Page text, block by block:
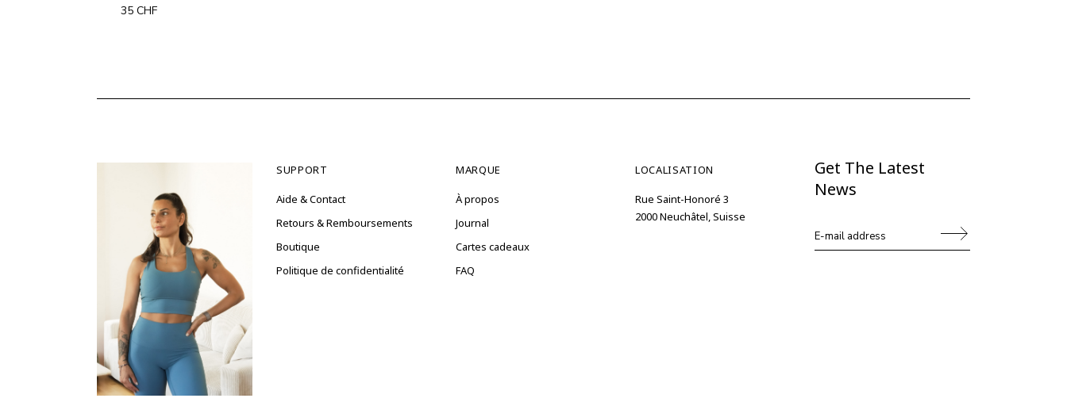
35 CHF
SUPPORT
Aide & Contact
Retours & Remboursements
Boutique
Politique de confidentialité
MARQUE
À propos
Journal
Cartes cadeaux
FAQ
LOCALISATION
Rue Saint-Honoré 3
2000 Neuchâtel, Suisse
Get The Latest
News